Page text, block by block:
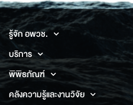
รู้จัก อพวช.
บริการ
พิพิธภัณฑ์
คลังความรู้และงานวิจัย